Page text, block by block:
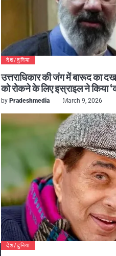
देश/दुनिया
उत्तराधिकार की जंग में बारूद का
को रोकने के लिए इस्राइल ने किया
by Pradeshmedia March 9, 2026
देश/दुनिया